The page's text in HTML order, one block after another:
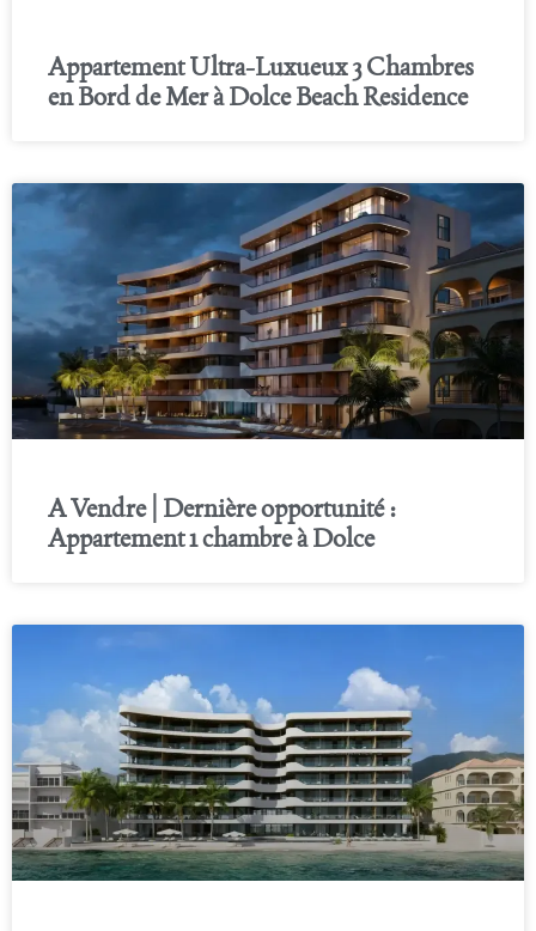
Appartement Ultra-Luxueux 3 Chambres
en Bord de Mer à Dolce Beach Residence
A Vendre | Dernière opportunité :
Appartement 1 chambre à Dolce